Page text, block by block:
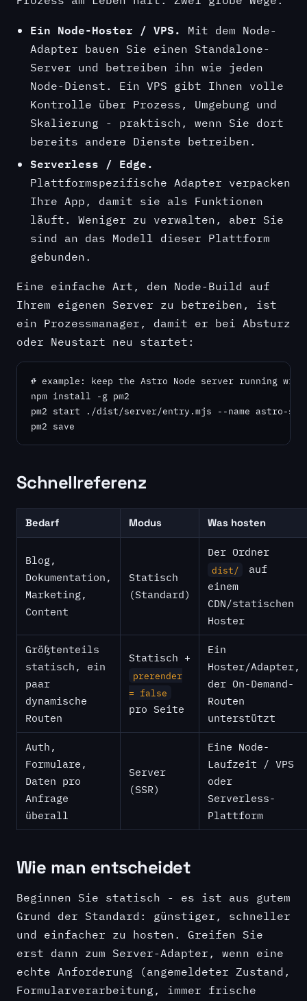
Ein Node-Hoster / VPS.
Mit dem Node-
Adapter bauen Sie einen Standalone-
Server und betreiben ihn wie jeden
Node-Dienst. Ein VPS gibt Ihnen volle
Kontrolle über Prozess, Umgebung und
Skalierung - praktisch, wenn Sie dort
bereits andere Dienste betreiben.
Serverless / Edge.
Plattformspezifische Adapter verpacken
Ihre App, damit sie als Funktionen
läuft. Weniger zu verwalten, aber Sie
sind an das Modell dieser Plattform
gebunden.
Eine einfache Art, den Node-Build auf
Ihrem eigenen Server zu betreiben, ist
ein Prozessmanager, damit er bei Absturz
oder Neustart neu startet:
# example: keep the Astro Node server running with
npm install -g pm2
pm2 start ./dist/server/entry.mjs --name astro-
pm2 save
Schnellreferenz
Bedarf Modus Was hosten
Blog,
Dokumentation,
Marketing,
Content
Statisch
(Standard)
Der Ordner
dist/
auf
einem
CDN/statischen
Hoster
Größtenteils
statisch, ein
paar
dynamische
Routen
Statisch +
prerender
= false
pro Seite
Ein
Hoster/Adapter,
der On-Demand-
Routen
unterstützt
Auth,
Formulare,
Daten pro
Anfrage
überall
Server
(SSR)
Eine Node-
Laufzeit / VPS
oder
Serverless-
Plattform
Wie man entscheidet
Beginnen Sie statisch - es ist aus gutem
Grund der Standard: günstiger, schneller
und einfacher zu hosten. Greifen Sie
erst dann zum Server-Adapter, wenn eine
echte Anforderung (angemeldeter Zustand,
Formularverarbeitung, immer frische